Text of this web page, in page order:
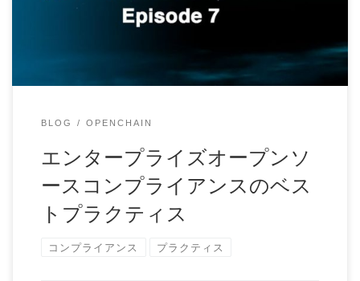
BLOG OPENCHAIN
エンタープライズオープンソ
ースコンプライアンスのベス
トプラクティス
コンプライアンス プラクティス